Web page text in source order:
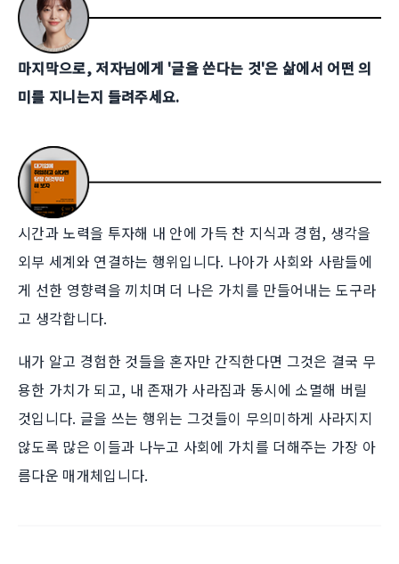
마지막으로, 저자님에게 '글을 쓴다는 것'은 삶에서 어떤 의
미를 지니는지 들려주세요.
시간과 노력을 투자해 내 안에 가득 찬 지식과 경험, 생각을
외부 세계와 연결하는 행위입니다. 나아가 사회와 사람들에
게 선한 영향력을 끼치며 더 나은 가치를 만들어내는 도구라
고 생각합니다.
내가 알고 경험한 것들을 혼자만 간직한다면 그것은 결국 무
용한 가치가 되고, 내 존재가 사라짐과 동시에 소멸해 버릴
것입니다. 글을 쓰는 행위는 그것들이 무의미하게 사라지지
않도록 많은 이들과 나누고 사회에 가치를 더해주는 가장 아
름다운 매개체입니다.